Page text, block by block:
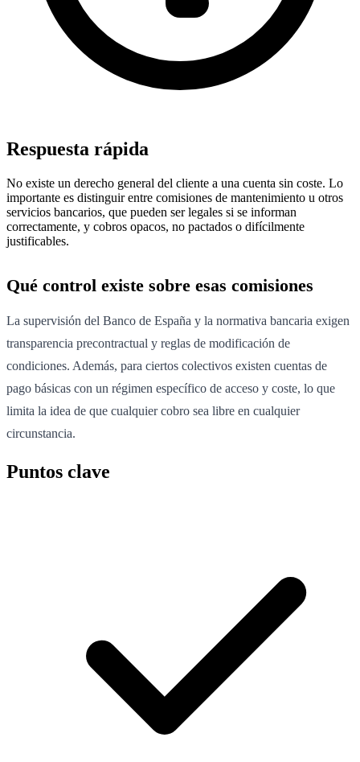
Respuesta rápida
No existe un derecho general del cliente a una cuenta sin coste. Lo
importante es distinguir entre comisiones de mantenimiento u otros
servicios bancarios, que pueden ser legales si se informan
correctamente, y cobros opacos, no pactados o difícilmente
justificables.
Qué control existe sobre esas comisiones
La supervisión del Banco de España y la normativa bancaria exigen
transparencia precontractual y reglas de modificación de
condiciones. Además, para ciertos colectivos existen cuentas de
pago básicas con un régimen específico de acceso y coste, lo que
limita la idea de que cualquier cobro sea libre en cualquier
circunstancia.
Puntos clave